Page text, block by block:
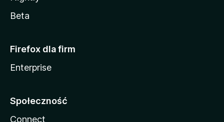
Beta
Firefox dla firm
Enterprise
Społeczność
Connect